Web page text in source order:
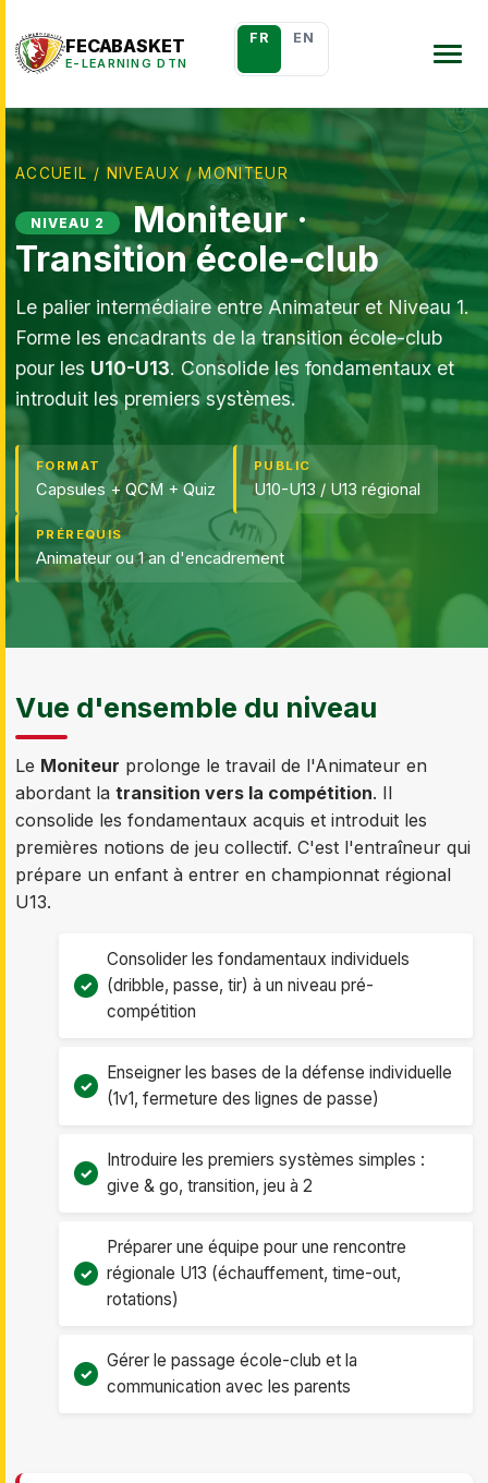
FECABASKET
E-LEARNING DTN
FR EN
ACCUEIL/ NIVEAUX / MONITEUR
NIVEAU 2
Moniteur ·
Transition école-club
Le palier intermédiaire entre Animateur et Niveau 1.
Forme les encadrants de la transition école-club
pour les U10-U13. Consolide les fondamentaux et
introduit les premiers systèmes.
FORMAT
Capsules + QCM + Quiz
PUBLIC
U10-U13 / U13 régional
PRÉREQUIS
Animateur ou 1 an d'encadrement
Vue d'ensemble du niveau
Le Moniteur prolonge le travail de l'Animateur en
abordant la transition vers la compétition. Il
consolide les fondamentaux acquis et introduit les
premières notions de jeu collectif. C'est l'entraîneur qui
prépare un enfant à entrer en championnat régional
U13.
Consolider les fondamentaux individuels
(dribble, passe, tir) à un niveau pré-
compétition
Enseigner les bases de la défense individuelle
(1v1, fermeture des lignes de passe)
Introduire les premiers systèmes simples :
give & go, transition, jeu à 2
Préparer une équipe pour une rencontre
régionale U13 (échauffement, time-out,
rotations)
Gérer le passage école-club et la
communication avec les parents